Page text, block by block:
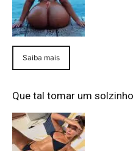
Saiba mais
Que tal tomar um solzinho